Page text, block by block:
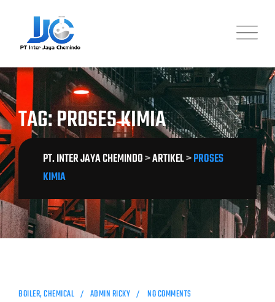
content
TAG: PROSES KIMIA
PT. INTER JAYA CHEMINDO>ARTIKEL>PROSES
KIMIA
BOILER,CHEMICAL ADMIN RICKY NO COMMENTS